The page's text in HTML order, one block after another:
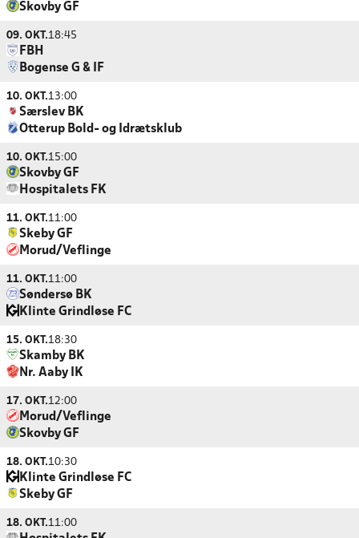
Skovby GF
09. OKT.18:45
FBH
Bogense G & IF
10. OKT.13:00
Særslev BK
Otterup Bold- og Idrætsklub
10. OKT.15:00
Skovby GF
Hospitalets FK
11. OKT.11:00
Skeby GF
Morud/Veflinge
11. OKT.11:00
Søndersø BK
Klinte Grindløse FC
15. OKT.18:30
Skamby BK
Nr. Aaby IK
17. OKT.12:00
Morud/Veflinge
Skovby GF
18. OKT.10:30
Klinte Grindløse FC
Skeby GF
18. OKT.11:00